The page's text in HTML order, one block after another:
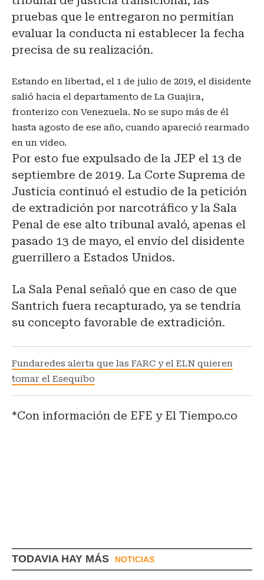
pruebas que le entregaron no permitían
evaluar la conducta ni establecer la fecha
precisa de su realización.
Estando en libertad, el 1 de julio de 2019, el disidente
salió hacia el departamento de La Guajira,
fronterizo con Venezuela. No se supo más de él
hasta agosto de ese año, cuando apareció rearmado
en un video.
Por esto fue expulsado de la JEP el 13 de
septiembre de 2019. La Corte Suprema de
Justicia continuó el estudio de la petición
de extradición por narcotráfico y la Sala
Penal de ese alto tribunal avaló, apenas el
pasado 13 de mayo, el envío del disidente
guerrillero a Estados Unidos.
La Sala Penal señaló que en caso de que
Santrich fuera recapturado, ya se tendría
su concepto favorable de extradición.
Fundaredes alerta que las FARC y el ELN quieren
tomar el Esequibo
*Con información de EFE y El Tiempo.co
TODAVIA HAY MÁS NOTICIAS